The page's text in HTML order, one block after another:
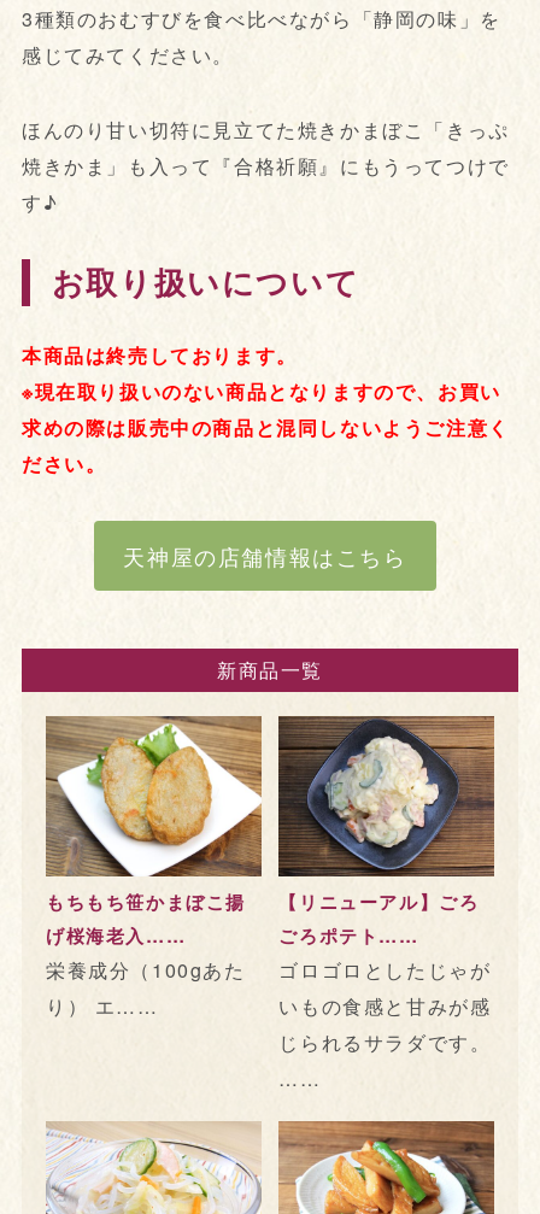
3種類のおむすびを食べ比べながら「静岡の味」を
感じてみてください。
ほんのり甘い切符に見立てた焼きかまぼこ「きっぷ
焼きかま」も入って『合格祈願』にもうってつけで
す♪
お取り扱いについて
本商品は終売しております。
※現在取り扱いのない商品となりますので、お買い
求めの際は販売中の商品と混同しないようご注意く
ださい。
天神屋の店舗情報はこちら
新商品一覧
もちもち笹かまぼこ揚
げ桜海老入……
栄養成分（100gあた
り） エ……
【リニューアル】ごろ
ごろポテト……
ゴロゴロとしたじゃが
いもの食感と甘みが感
じられるサラダです。
……